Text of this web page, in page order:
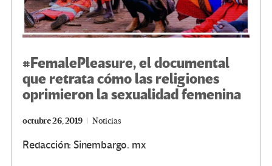
#FemalePleasure, el documental
que retrata cómo las religiones
oprimieron la sexualidad femenina
octubre 26, 2019 Noticias
Redacción: Sinembargo. mx